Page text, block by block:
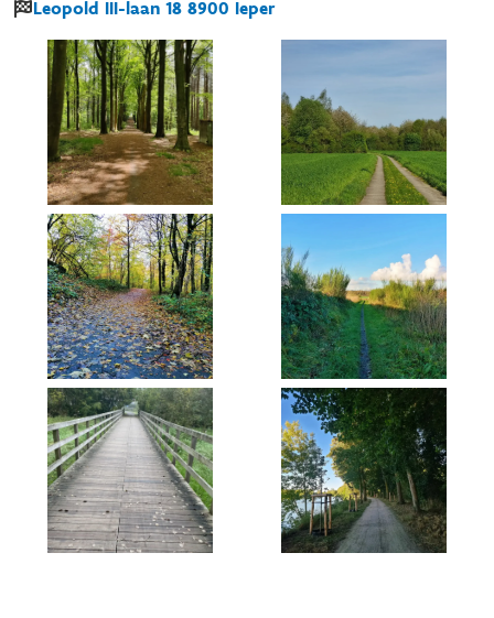
Leopold III-laan 18 8900 Ieper